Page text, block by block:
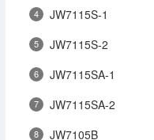
4 JW7115S-1
5 JW7115S-2
6 JW7115SA-1
7 JW7115SA-2
8 JW7105B